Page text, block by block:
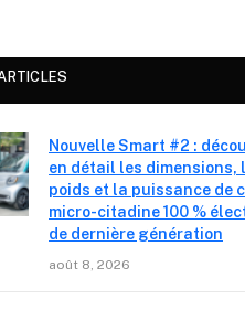
Nouvelle Smart #2 :
en détail les dimensions,
poids et la puissance de
micro-citadine 100 %
de dernière génération
août 8, 2026